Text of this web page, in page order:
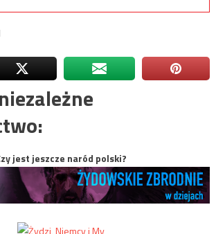
jest jeszcze naród polski?